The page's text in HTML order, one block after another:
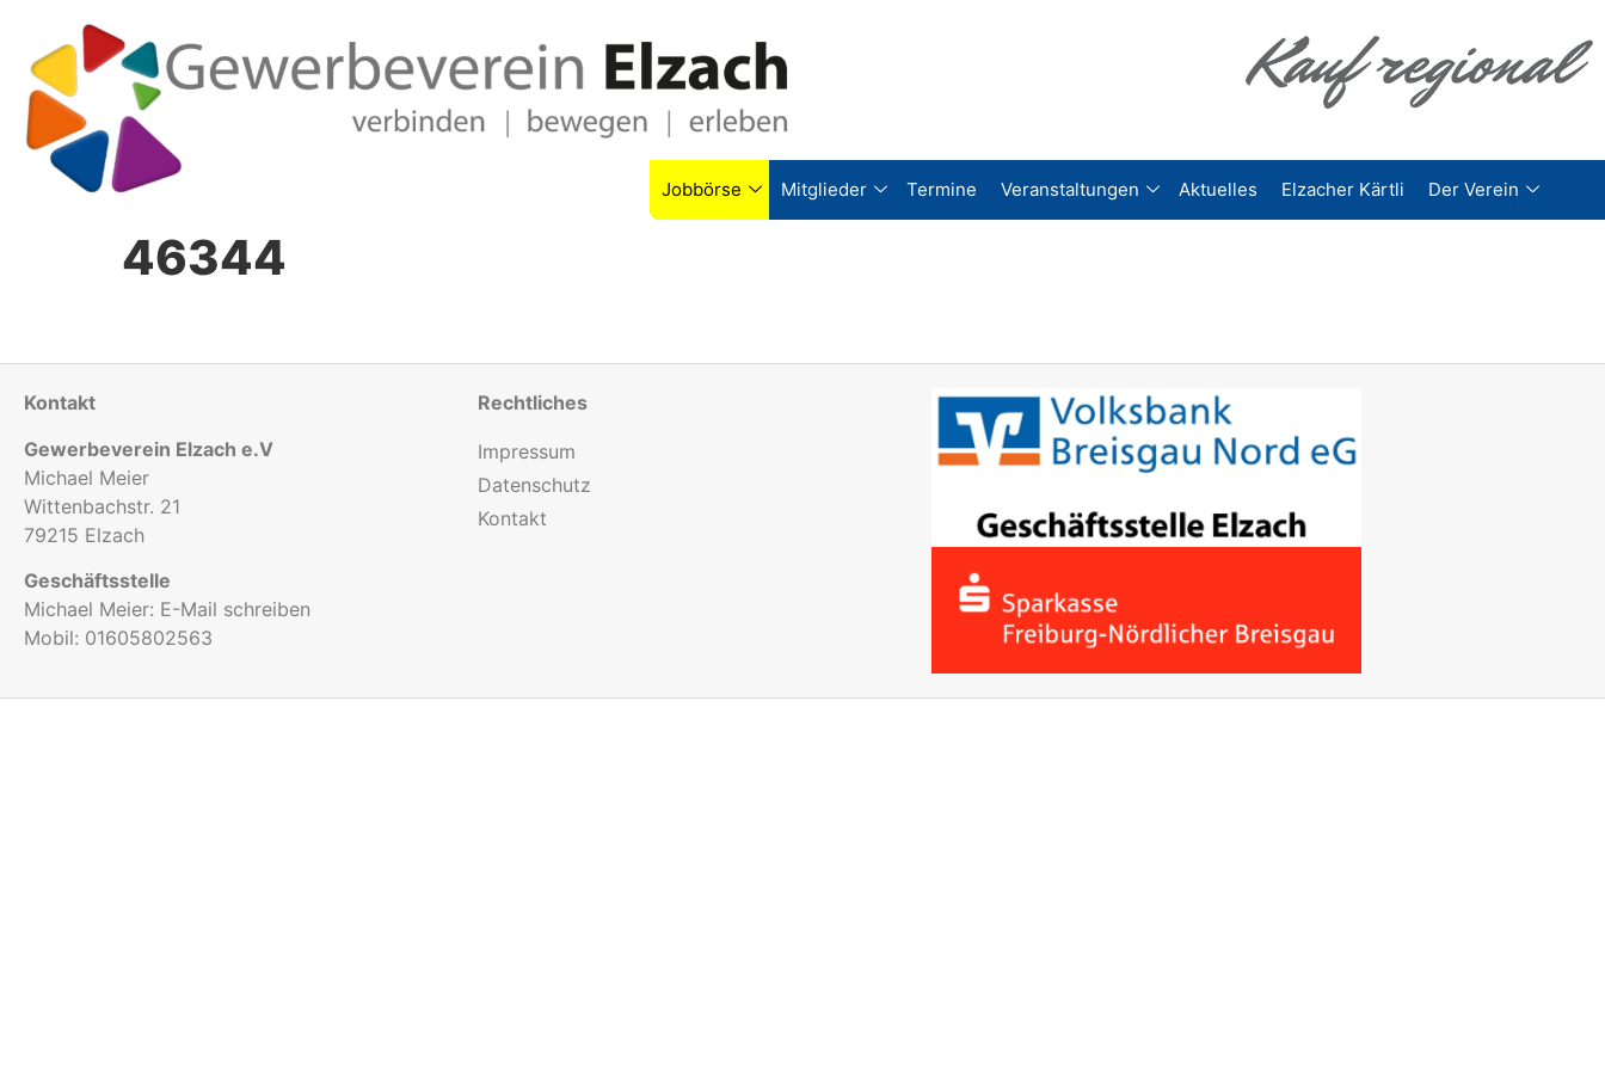
Jobbörse Mitglieder Termine Veranstaltungen Aktuelles Elzacher Kärtli Der Verein
46344
Kontakt
Gewerbeverein Elzach e.V
Michael Meier
Wittenbachstr. 21
79215 Elzach
Geschäftsstelle
Michael Meier: E-Mail schreiben
Mobil: 01605802563
Rechtliches
Impressum
Datenschutz
Kontakt